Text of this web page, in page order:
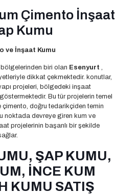
Çimento İnşaat
Kumu
ve İnşaat Kumu
bölgelerinden biri olan Esenyurt ,
dikkat çekmektedir. konutlar,
projeleri, bölgedeki inşaat
Bu tür projelerin temel
doğru tedarikçiden temin
noktada devreye giren kum ve
projelerinin başarılı bir şekilde
ŞAP KUMU,
İNCE KUM
KUMU SATIŞ